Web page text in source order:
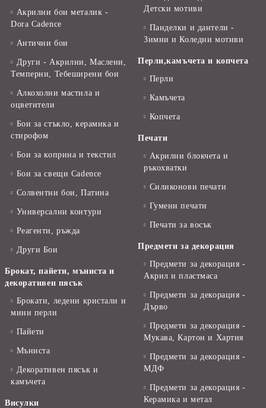
Акрилни бои металик -
Dora Cadence
Антични бои
Други - Акрилни, Маслени,
Темперни, Тебеширени бои
Алкохолни мастила и
оцветители
Бои за стъкло, керамика и
стирофом
Бои за коприна и текстил
Бои за свещи Cadence
Солвентни бои, Патина
Универсални контури
Реагенти, ръжда
Други Бои
Брокат, пайети, мъниста и
декоративен пясък
Брокати, ледени кристали и
мини перли
Пайети
Мъниста
Декоративен пясък и
камъчета
Висулки
Детски мотиви
Панделки и дантели -
Зимни и Коледни мотиви
Перли,камъчета и копчета
Перли
Камъчета
Копчета
Печати
Акрилни блокчета и
ръкохватки
Силиконови печати
Гумени печати
Печати за восък
Предмети за декорация
Предмети за декорация -
Акрил и пластмаса
Предмети за декорация -
Дърво
Предмети за декорация -
Мукава, Картон и Хартия
Предмети за декорация -
МДФ
Предмети за декорация -
Керамика и метал